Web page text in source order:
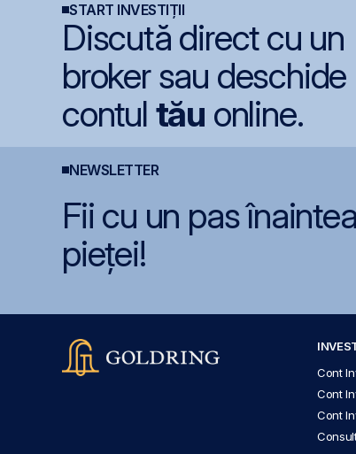
START INVESTIȚII
Discută direct cu un
broker sau deschide
contul tău online.
NEWSLETTER
Fii cu un pas înaintea
pieței!
Cont
Cont
Cont